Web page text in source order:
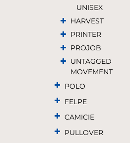
UNISEX
HARVEST
PRINTER
PROJOB
UNTAGGED
MOVEMENT
POLO
FELPE
CAMICIE
PULLOVER